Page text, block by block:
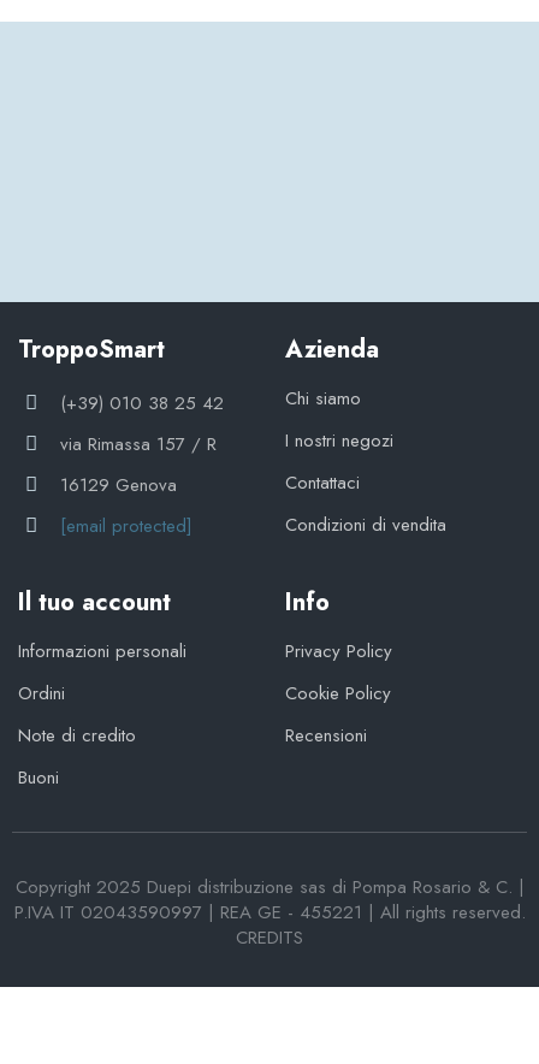
TroppoSmart
(+39) 010 38 25 42
via Rimassa 157 / R
16129 Genova
[email protected]
Azienda
Chi siamo
I nostri negozi
Contattaci
Condizioni di vendita
Il tuo account
Informazioni personali
Ordini
Note di credito
Buoni
Info
Privacy Policy
Cookie Policy
Recensioni
Copyright 2025 Duepi distribuzione sas di Pompa Rosario & C. |
P.IVA IT 02043590997 | REA GE - 455221 | All rights reserved.
CREDITS